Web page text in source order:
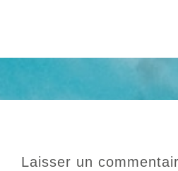
Laisser un